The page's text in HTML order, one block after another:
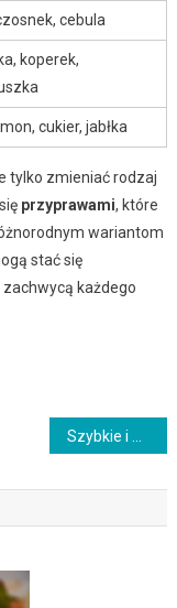
cebula
koperek,
cukier, jabłka
tylko zmieniać rodzaj
przyprawami, które
wariantom
stać się
każdego